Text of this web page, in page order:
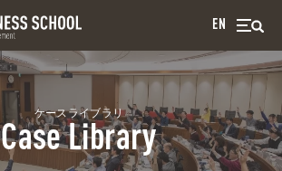
EN
ケースライブラリ
Case Library